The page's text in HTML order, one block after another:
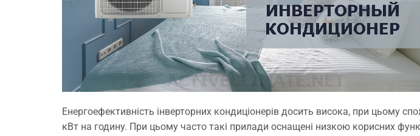
Енергоефективність інверторних кондиціонерів досить висока, при цьому
кВт на годину. При цьому часто такі прилади оснащені низкою корисних